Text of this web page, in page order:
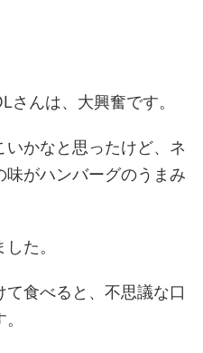
さんは、大興奮です。
いかなと思ったけど、ネ
がハンバーグのうまみ
た。
食べると、不思議な口